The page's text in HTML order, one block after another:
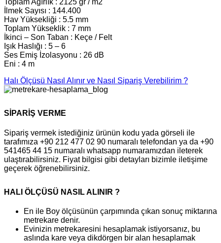
Toplam Ağırlık : 2125 gr / m2
İlmek Sayısı : 144.400
Hav Yüksekliği : 5.5 mm
Toplam Yükseklik : 7 mm
İkinci – Son Taban : Keçe / Felt
Işık Haslığı : 5 – 6
Ses Emiş İzolasyonu : 26 dB
Eni : 4 m
Halı Ölçüsü Nasıl Alınır ve Nasıl Sipariş Verebilirim ?
SİPARİŞ VERME
Sipariş vermek istediğiniz ürünün kodu yada görseli ile
tarafımıza +90 212 477 02 90 numaralı telefondan ya da +90
541465 44 15 numaralı whatsapp numaramızdan ileterek
ulaştırabilirsiniz. Fiyat bilgisi gibi detayları bizimle iletişime
geçerek öğrenebilirsiniz.
HALI ÖLÇÜSÜ NASIL ALINIR ?
En ile Boy ölçüsünün çarpımında çıkan sonuç miktarına
metrekare denir.
Evinizin metrekaresini hesaplamak istiyorsanız, bu
aslında kare veya dikdörgen bir alan hesaplamak